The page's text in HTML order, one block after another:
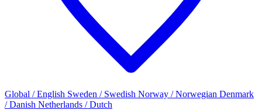
Global / English Sweden / Swedish Norway / Norwegian Denmark
/ Danish Netherlands / Dutch